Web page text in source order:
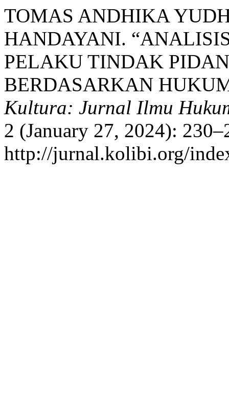
TOMAS ANDHIKA
HANDAYANI.
PELAKU TINDAK
BERDASARKAN
Kultura: Jurnal Ilmu
2 (January 27, 2024):
http://jurnal.kolibi.org/